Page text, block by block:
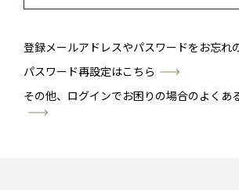
登録メールアドレスやパスワードをお忘れ
パスワード再設定はこちら
その他、ログインでお困りの場合のよくあ